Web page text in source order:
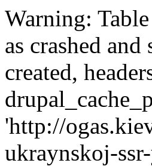
Warning:
as crashed
created,
'http://
ukraynskoj-